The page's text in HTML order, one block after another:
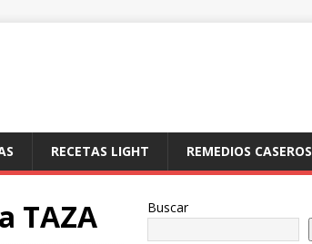
RECETAS LIGHT REMEDIOS CASEROS
TAZA Buscar